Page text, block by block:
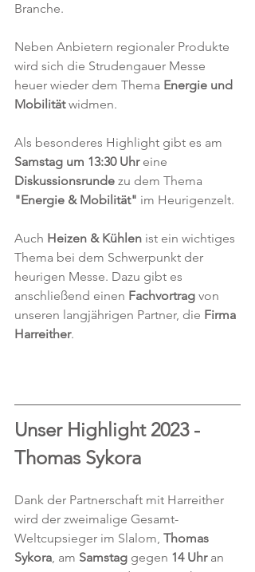
Branche.
Neben Anbietern regionaler Produkte
wird sich die Strudengauer Messe
heuer wieder dem Thema Energie und
Mobilität widmen.
Als besonderes Highlight gibt es am
Samstag um 13:30 Uhr eine
Diskussionsrunde zu dem Thema
"Energie & Mobilität" im Heurigenzelt.
Auch Heizen & Kühlen ist ein wichtiges
Thema bei dem Schwerpunkt der
heurigen Messe. Dazu gibt es
anschließend einen Fachvortrag von
unseren langjährigen Partner, die Firma
Harreither.
Unser Highlight 2023 -
Thomas Sykora
Dank der Partnerschaft mit Harreither
wird der zweimalige Gesamt-
Weltcupsieger im Slalom, Thomas
Sykora , am Samstag gegen 14 Uhr an